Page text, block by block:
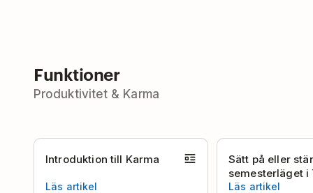
Funktioner
Produktivitet & Karma
Introduktion till Karma
Läs artikel
Sätt på eller
semesterläget i
Läs artikel